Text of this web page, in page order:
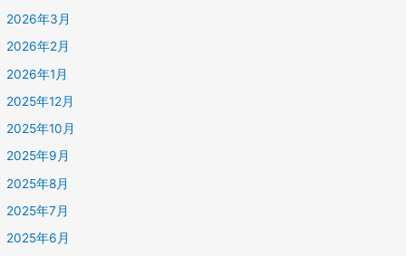
2026年3月
2026年2月
2026年1月
2025年12月
2025年10月
2025年9月
2025年8月
2025年7月
2025年6月